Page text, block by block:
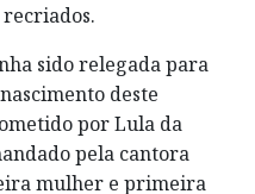
sido relegada para
deste
por Lula da
pela cantora
mulher e primeira